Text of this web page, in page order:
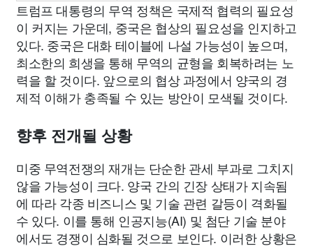
트럼프 대통령의 무역 정책은 국제적 협력의 필요성
이 커지는 가운데, 중국은 협상의 필요성을 인지하고
있다. 중국은 대화 테이블에 나설 가능성이 높으며,
최소한의 희생을 통해 무역의 균형을 회복하려는 노
력을 할 것이다. 앞으로의 협상 과정에서 양국의 경
제적 이해가 충족될 수 있는 방안이 모색될 것이다.
향후 전개될 상황
미중 무역전쟁의 재개는 단순한 관세 부과로 그치지
않을 가능성이 크다. 양국 간의 긴장 상태가 지속됨
에 따라 각종 비즈니스 및 기술 관련 갈등이 격화될
수 있다. 이를 통해 인공지능(AI) 및 첨단 기술 분야
에서도 경쟁이 심화될 것으로 보인다. 이러한 상황은